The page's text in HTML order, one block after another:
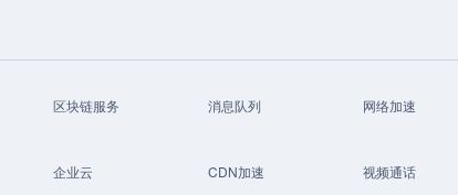
区块链服务 消息队列
网络加速
企业云 CDN加速
视频通话